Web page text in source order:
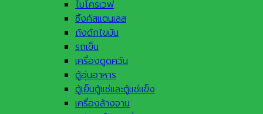
ไมโครเวฟ
ซิ้งค์สแตนเลส
ถังดักไขมัน
รถเข็น
เครื่องดูดควัน
ตู้อุ่นอาหาร
ตู้เย็นตู้แช่และตู้แช่แข็ง
เครื่องล้างจาน